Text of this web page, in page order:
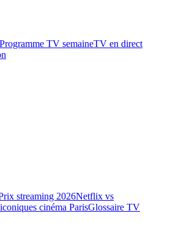
Programme TV semaineTV en direct
streaming 2026Netflix vs
cinéma ParisGlossaire TV